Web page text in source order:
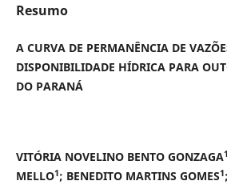
Resumo
A CURVA DE PERMANÊNCIA DE
DISPONIBILIDADE HÍDRICA PARA
DO PARANÁ
VITÓRIA NOVELINO BENTO GONZAGA1
MELLO1; BENEDITO MARTINS GOMES1